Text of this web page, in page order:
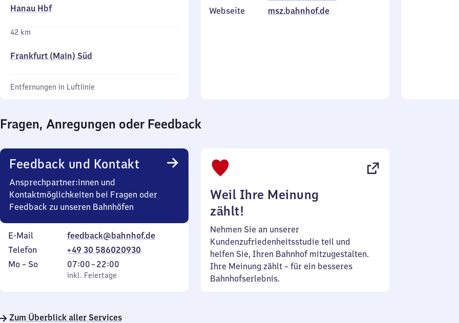
Hanau Hbf
42 km
Frankfurt (Main) Süd
Entfernungen in Luftlinie
Webseite
msz.bahnhof.de
Fragen, Anregungen oder Feedback
Feedback und Kontakt
Ansprechpartner:innen und
Kontaktmöglichkeiten bei Fragen oder
Feedback zu unseren Bahnhöfen
E-Mail
feedback@bahnhof.de
Telefon
+49 30 586020930
Montag
Mo – So,
inkl. Feiertage
07:00–22:00
Von
7
22
inkl. Feiertage
Weil Ihre Meinung
zählt!
Nehmen Sie an unserer
Kundenzufriedenheitsstudie teil und
helfen Sie, Ihren Bahnhof mitzugestalten.
Ihre Meinung zählt – für ein besseres
Bahnhofserlebnis.
Zum Überblick aller Services